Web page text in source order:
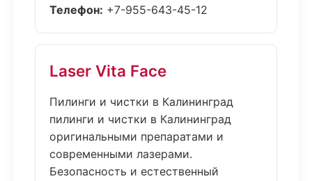
Телефон: +7-955-643-45-12
Laser Vita Face
Пилинги и чистки в Калининград
пилинги и чистки в Калининград
оригинальными препаратами и
современными лазерами.
Безопасность и естественный